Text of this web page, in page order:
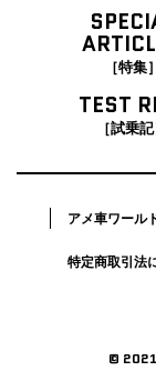
［特集］
TEST
［試乗記
アメ車ワール
特定商取引法
©